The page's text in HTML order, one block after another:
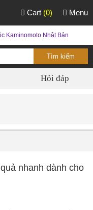
Menu
Cart (0)
Hỏi đáp
nhanh dành cho